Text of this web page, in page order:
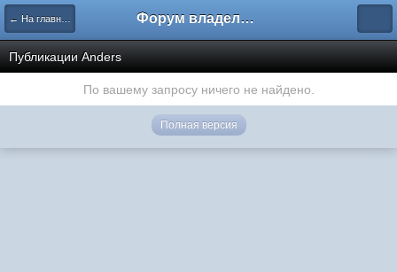
← На главную Форум владельцев интернет-магазинов
Публикации Anders
По вашему запросу ничего не найдено.
Полная версия